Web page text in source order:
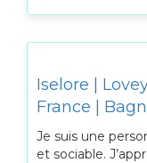
Iselore |
France |
Je suis une
et sociable.